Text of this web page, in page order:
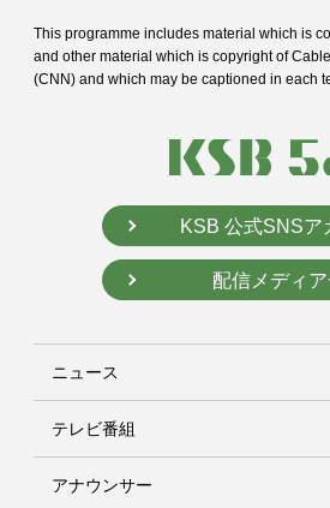
This programme includes material which is
and other material which is copyright of
(CNN) and which may be captioned in each
KSB 公式SNSア
配信メディ
ニュース
テレビ番組
アナウンサー